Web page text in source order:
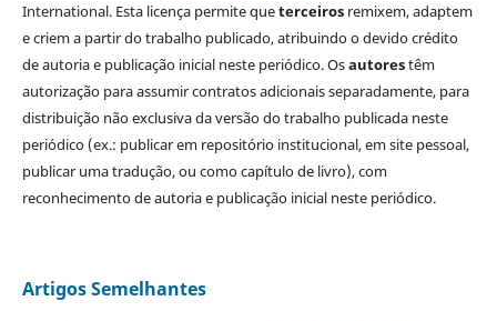
International. Esta licença permite queterceirosremixem, adaptem
e criem a partir do trabalho publicado, atribuindo o devido crédito
de autoria e publicação inicial neste periódico. Osautorestêm
autorização para assumir contratos adicionais separadamente, para
distribuição não exclusiva da versão do trabalho publicada neste
periódico (ex.: publicar em repositório institucional, em site pessoal,
publicar uma tradução, ou como capítulo de livro), com
reconhecimento de autoria e publicação inicial neste periódico.
Artigos Semelhantes